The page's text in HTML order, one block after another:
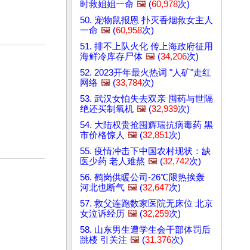
时救姐姐一命 🖼️ (60,978次)
50. 宠物鼠报恩 扑灭香烟救女主人
一命 🖼️ (60,958次)
51. 排不上队火化 传上海政府征用
海鲜冷库存尸体 🖼️ (34,206次)
52. 2023开年最火热词 "人矿"走红
网络 🖼️ (33,784次)
53. 武汉女怕失去双亲 囤药与世隔
绝还买制氧机 🖼️ (32,939次)
54. 大陆权贵抢囤辉瑞抗病毒药 黑
市价格惊人 🖼️ (32,851次)
55. 疫情冲击下中国农村现状：缺
医少药 老人难熬 🖼️ (32,742次)
56. 鹤岗供暖公司-26℃限热挨轰
河北也断气 🖼️ (32,647次)
57. 救父连跑数家医院无床位 北京
女泣诉经历 🖼️ (32,259次)
58. 山东男生遭学生会干部体罚后
跳楼 引关注 🖼️ (31,376次)